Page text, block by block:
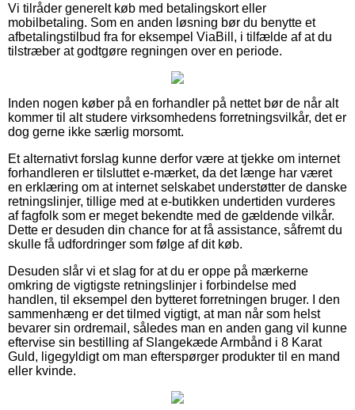
Vi tilråder generelt køb med betalingskort eller
mobilbetaling. Som en anden løsning bør du benytte et
afbetalingstilbud fra for eksempel ViaBill, i tilfælde af at du
tilstræber at godtgøre regningen over en periode.
Inden nogen køber på en forhandler på nettet bør de når alt
kommer til alt studere virksomhedens forretningsvilkår, det er
dog gerne ikke særlig morsomt.
Et alternativt forslag kunne derfor være at tjekke om internet
forhandleren er tilsluttet e-mærket, da det længe har været
en erklæring om at internet selskabet understøtter de danske
retningslinjer, tillige med at e-butikken undertiden vurderes
af fagfolk som er meget bekendte med de gældende vilkår.
Dette er desuden din chance for at få assistance, såfremt du
skulle få udfordringer som følge af dit køb.
Desuden slår vi et slag for at du er oppe på mærkerne
omkring de vigtigste retningslinjer i forbindelse med
handlen, til eksempel den bytteret forretningen bruger. I den
sammenhæng er det tilmed vigtigt, at man når som helst
bevarer sin ordremail, således man en anden gang vil kunne
eftervise sin bestilling af Slangekæde Armbånd i 8 Karat
Guld, ligegyldigt om man efterspørger produkter til en mand
eller kvinde.